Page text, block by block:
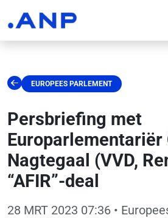
EUROPEES PARLEMENT
Persbriefing met
Europarlementariër
Nagtegaal (VVD,
“AFIR”-deal
28 MRT 2023 07:36 •